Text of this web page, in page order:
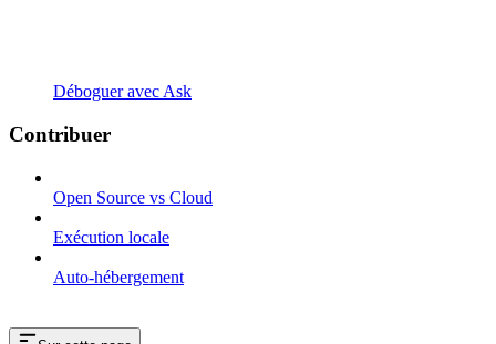
Déboguer avec Ask
Contribuer
Open Source vs Cloud
Exécution locale
Auto-hébergement